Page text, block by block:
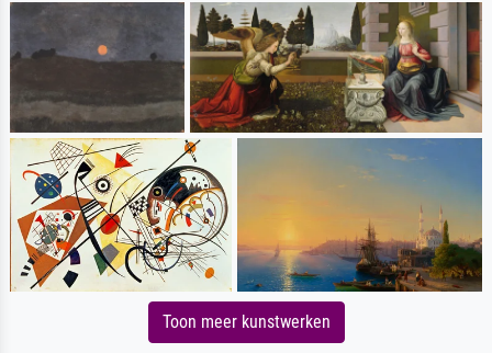
Toon meer kunstwerken